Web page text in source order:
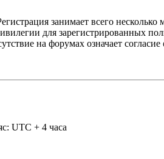
занимает всего
для зарегистрированных
на форумах означает согласие
UTC + 4 часа